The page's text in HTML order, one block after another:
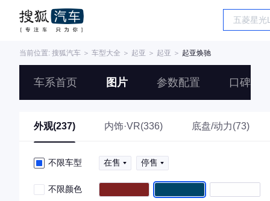
当前位置: 搜狐汽车 ＞ 车型大全 ＞ 起亚 ＞ 起亚 ＞ 起亚焕驰
车系首页 图片 参数配置 口碑
外观(237) 内饰·VR(336) 底盘/动力(73)
不限车型 在售 停售
不限颜色